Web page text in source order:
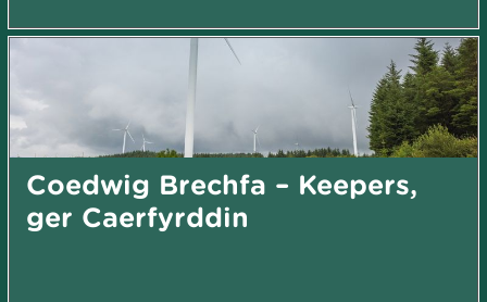
Coedwig Brechfa – Keepers,
ger Caerfyrddin